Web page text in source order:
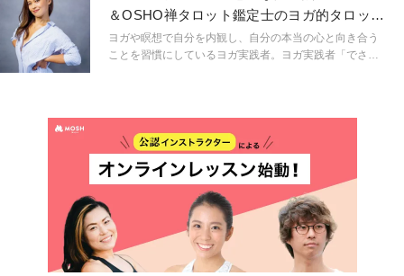
＆OSHO禅タロット鑑定士のヨガ的タロット
活用術とは？
ヨガや瞑想で自分を内観し、自分の本当の心と向き合う
ことを習慣にしているヨガ実践者。ヨガ実践者「でさ
てしまうことは少なくありません。そんな迷えるヨギ
ー・ヨギーニに向けて、自分の心と向き合うこと、そし
て自分を知ってくことを、ヨガと占いという２つのツー
ルを活用して伝えているIKUMIさんにお話を伺いまし
た。